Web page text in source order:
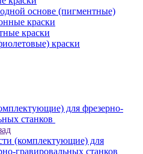
основе (пигментные)
краски
краски
краски
для фрезерно-
станков
(комплектующие) для
гравировальных станков